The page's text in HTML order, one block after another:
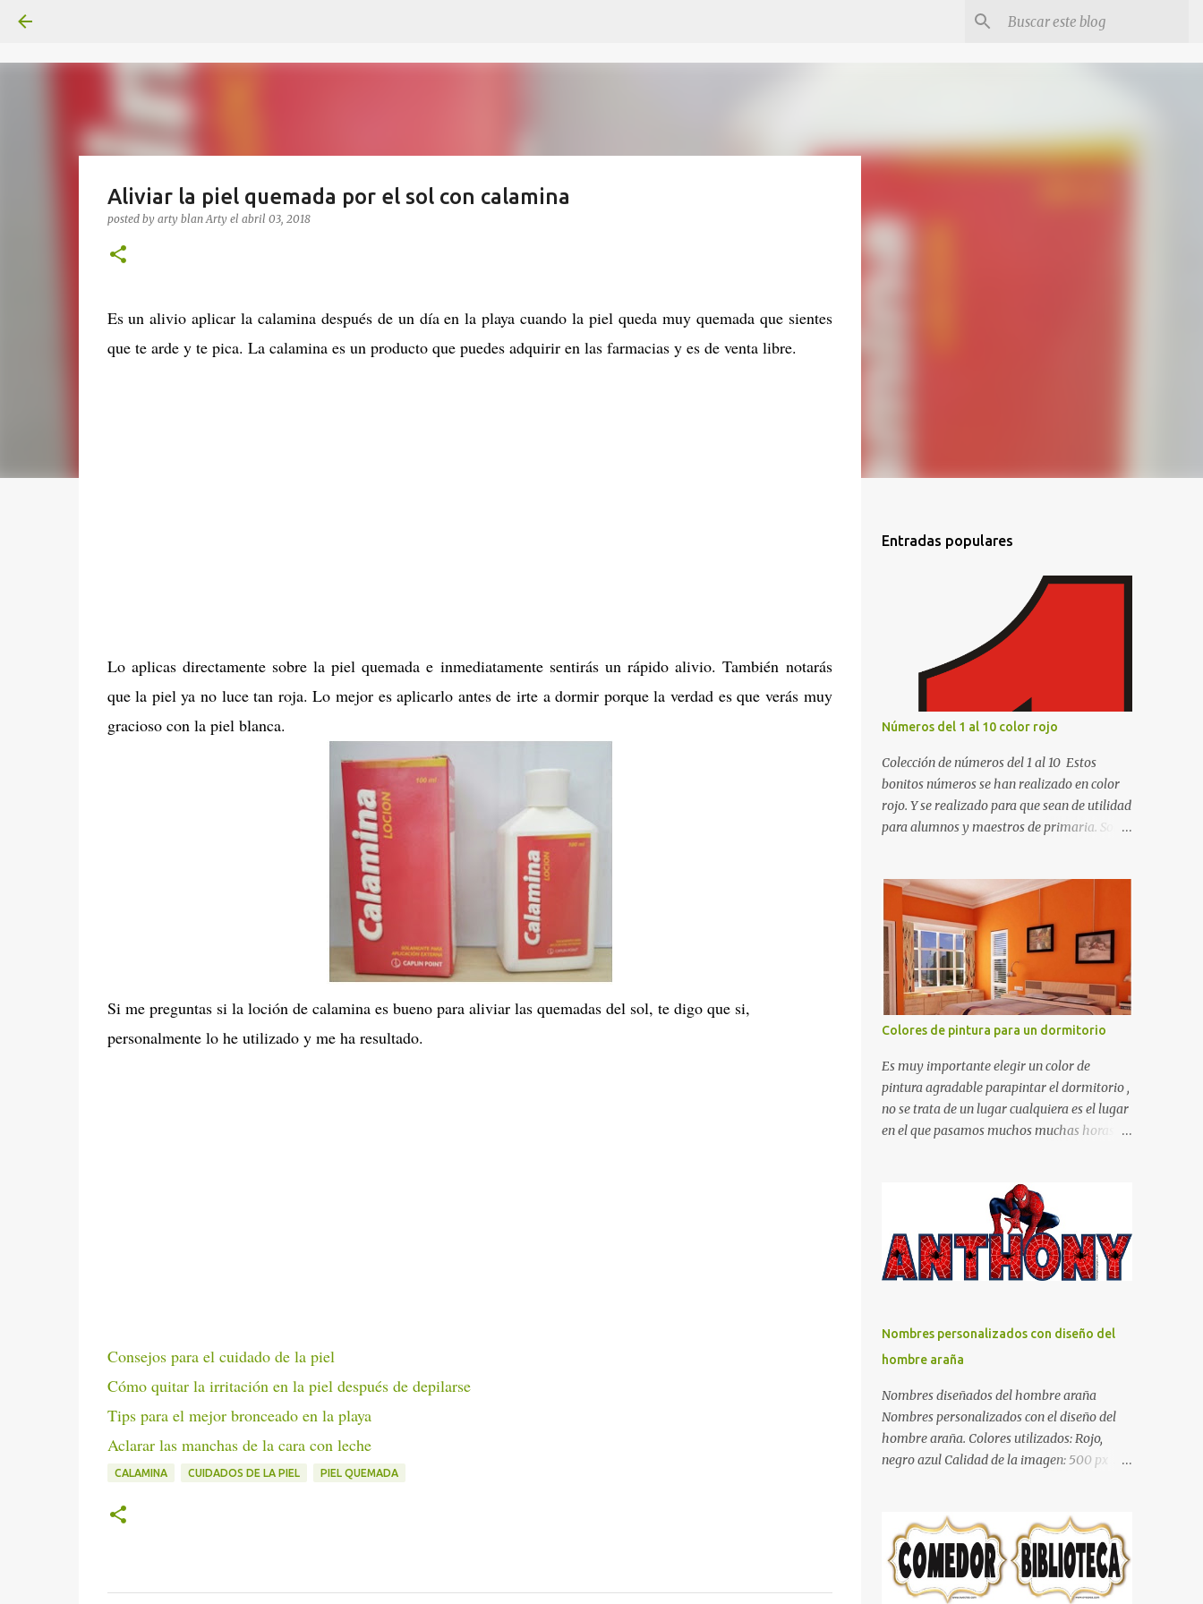
Aliviar la piel quemada por el sol con calamina
posted by arty blanArty el abril 03, 2018
Es un alivio aplicar la calamina después de un día en la playa cuando la piel queda muy quemada que sientes
que te arde y te pica. La calamina es un producto que puedes adquirir en las farmacias y es de venta libre.
Lo aplicas directamente sobre la piel quemada e inmediatamente sentirás un rápido alivio. También notarás
que la piel ya no luce tan roja. Lo mejor es aplicarlo antes de irte a dormir porque la verdad es que verás muy
gracioso con la piel blanca.
Si me preguntas si la loción de calamina es bueno para aliviar las quemadas del sol, te digo que si,
personalmente lo he utilizado y me ha resultado.
Consejos para el cuidado de la piel
Cómo quitar la irritación en la piel después de depilarse
Tips para el mejor bronceado en la playa
Aclarar las manchas de la cara con leche
CALAMINA CUIDADOS DE LA PIEL PIEL QUEMADA
Entradas populares
Números del 1 al 10 color rojo
Colección de números del 1 al 10 Estos
bonitos números se han realizado en color
rojo. Y se realizado para que sean de utilidad
para alumnos y maestros de primaria. Son
de recortar y se pueden utilizar en variedad
de cosas como ser recortes para tareas
escolares, para hacer juegos infantiles
matemáticos, para decorar los cumpleaños
de los niños, entre otras cosas.
Colores de pintura para un dormitorio
Es muy importante elegir un color de
pintura agradable parapintar el dormitorio ,
no se trata de un lugar cualquiera es el lugar
en el que pasamos muchos muchas horas y
de un lugar propio que utilizamos todos los
días y por ende debemos tratar de que éste
sea un lugar muy agradable y cómodo y
también para nuestra vista. Te mostramos
algunas sugerencias que pueden brindar la
dormitorio. El color naranja es una buena
opción para recibir esa luz y felicidad que
todo ser humano necesita. El color blanco es
ideal para lograr el relax total, es un color
que va con todo y además es color bastante
limpio que te dará esa sensación de calidez.
Los colores terra son excelentes para usar en
color muy relajante y por lo tanto entra en
la lista de colo...
Nombres personalizados con diseño del
hombre araña
Nombres diseñados del hombre araña
Nombres personalizados con el diseño del
hombre araña. Colores utilizados: Rojo,
negro azul Calidad de la imagen: 500 px Si
comentario y con gusto lo diseñamos.
Nombres con diseños Spiderman Sonic bella
Cartel de feliz cumpleaños de héroes en
pijamas Ideas para decorar el dormitorio